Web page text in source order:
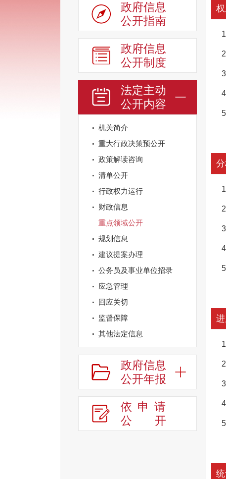
政府信息
公开指南
政府信息
公开制度
法定主动
公开内容
机关简介
重大行政决策预公开
政策解读咨询
清单公开
行政权力运行
财政信息
重点领域公开
规划信息
建议提案办理
公务员及事业单位招录
应急管理
回应关切
监督保障
其他法定信息
政府信息
公开年报
依申请
公
开
1
2
3
4
5
1
2
3
4
5
1
2
3
4
5